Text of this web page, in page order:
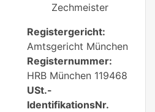
Zechmeister
Registergericht:
Amtsgericht München
Registernummer:
HRB München 119468
USt.-
IdentifikationsNr.